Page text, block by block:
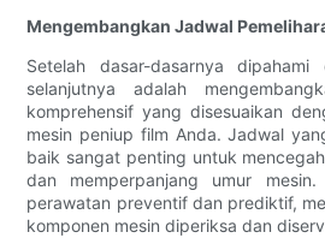
Mengembangkan Jadwal
Setelah dasar-dasarnya
selanjutnya adalah
komprehensif yang disesuaikan
mesin peniup film Anda. Jadwal
baik sangat penting untuk
dan memperpanjang umur
perawatan preventif dan prediktif,
komponen mesin diperiksa dan